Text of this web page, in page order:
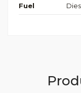
Fuel